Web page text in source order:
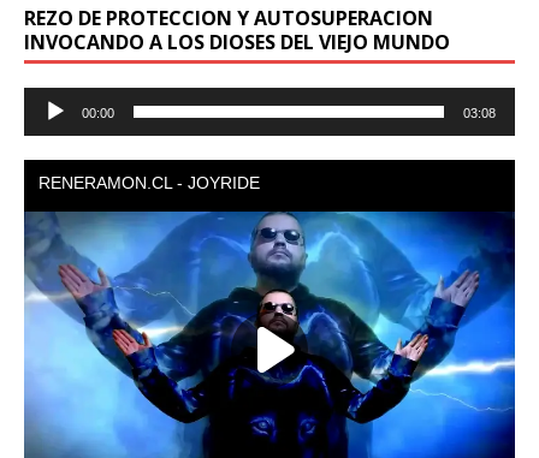
REZO DE PROTECCION Y AUTOSUPERACION
INVOCANDO A LOS DIOSES DEL VIEJO MUNDO
Reproductor
00:00 03:08